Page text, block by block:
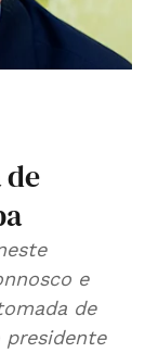
e
de
presidente